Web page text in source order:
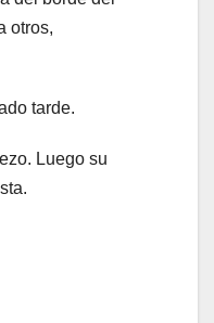
otros,
tarde.
Luego su